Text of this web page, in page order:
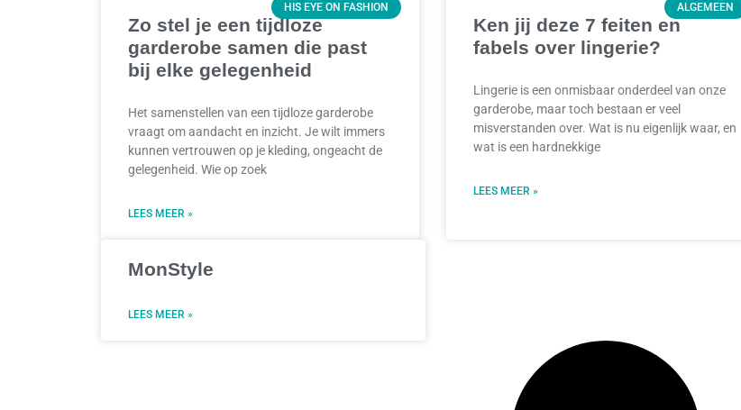
HIS EYE ON FASHION
Zo stel je een tijdloze
garderobe samen die past
bij elke gelegenheid
Het samenstellen van een tijdloze garderobe
vraagt om aandacht en inzicht. Je wilt immers
kunnen vertrouwen op je kleding, ongeacht de
gelegenheid. Wie op zoek
LEES MEER »
ALGEMEEN
Ken jij deze 7 feiten en
fabels over lingerie?
Lingerie is een onmisbaar onderdeel van onze
garderobe, maar toch bestaan er veel
misverstanden over. Wat is nu eigenlijk waar, en
wat is een hardnekkige
LEES MEER »
MonStyle
LEES MEER »